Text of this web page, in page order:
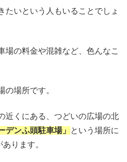
たいという人もいることでしょ
場の料金や混雑など、色んなこ
の場所です。
近くにある、つどいの広場の北
デンふ頭駐車場」
という場所に
ります。